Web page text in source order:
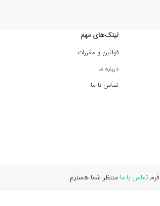
لینک‌های مهم
قوانین و مقررات
درباره ما
تماس با ما
تماس با ما منتظر شما هستیم